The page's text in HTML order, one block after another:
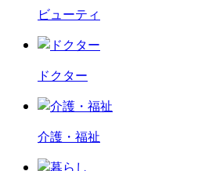
ビューティ
ドクター
介護・福祉